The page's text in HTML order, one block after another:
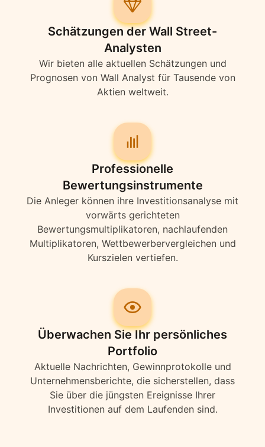
Schätzungen der Wall Street-
Analysten
Wir bieten alle aktuellen Schätzungen und
Prognosen von Wall Analyst für Tausende von
Aktien weltweit.
Professionelle
Bewertungsinstrumente
Die Anleger können ihre Investitionsanalyse mit
vorwärts gerichteten
Bewertungsmultiplikatoren, nachlaufenden
Multiplikatoren, Wettbewerbervergleichen und
Kurszielen vertiefen.
Überwachen Sie Ihr persönliches
Portfolio
Aktuelle Nachrichten, Gewinnprotokolle und
Unternehmensberichte, die sicherstellen, dass
Sie über die jüngsten Ereignisse Ihrer
Investitionen auf dem Laufenden sind.